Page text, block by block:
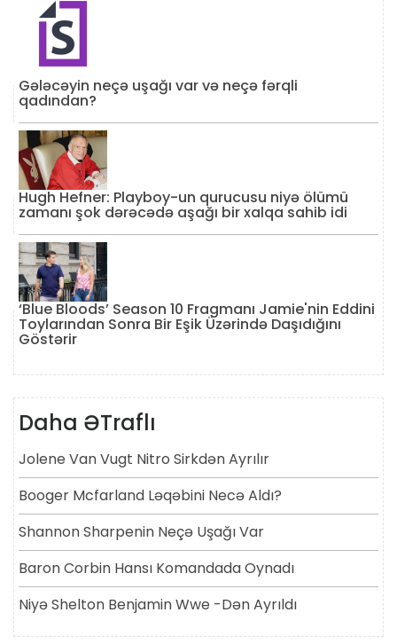
Gələcəyin neçə uşağı var və neçə fərqli
qadından?
Hugh Hefner: Playboy-un qurucusu niyə ölümü
zamanı şok dərəcədə aşağı bir xalqa sahib idi
‘Blue Bloods’ Season 10 Fragmanı Jamie'nin Eddini
Toylarından Sonra Bir Eşik Üzərində Daşıdığını
Göstərir
Daha ƏTraflı
Jolene Van Vugt Nitro Sirkdən Ayrılır
Booger Mcfarland Ləqəbini Necə Aldı?
Shannon Sharpenin Neçə Uşağı Var
Baron Corbin Hansı Komandada Oynadı
Niyə Shelton Benjamin Wwe -dən Ayrıldı